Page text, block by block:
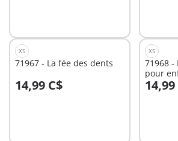
XS
71967 - La fée des dents
14,99 C$
Au panier
XS
71968 -
pour
14,99
Au